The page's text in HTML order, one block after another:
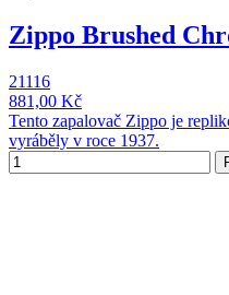
Zippo Brushed
21116
881,00 Kč
Tento zapalovač Zippo je
vyráběly v roce 1937.